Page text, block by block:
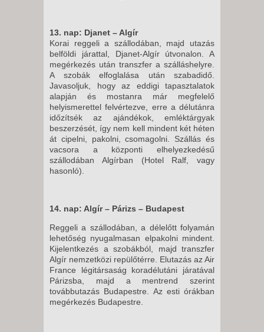
13. nap: Djanet – Algír
Korai reggeli a szállodában, majd utazás
belföldi járattal, Djanet-Algír útvonalon. A
megérkezés után transzfer a szálláshelyre.
A szobák elfoglalása után szabadidő.
Javasoljuk, hogy az eddigi tapasztalatok
alapján és mostanra már megfelelő
helyismerettel felvértezve, erre a délutánra
időzítsék az ajándékok, emléktárgyak
beszerzését, így nem kell mindent két héten
át cipelni, pakolni, csomagolni. Szállás és
vacsora a központi elhelyezkedésű
szállodában Algírban (Hotel Ralf, vagy
hasonló).
14. nap: Algír – Párizs – Budapest
Reggeli a szállodában, a délelőtt folyamán
lehetőség nyugalmasan elpakolni mindent.
Kijelentkezés a szobákból, majd transzfer
Algír nemzetközi repülőtérre. Elutazás az Air
France légitársaság koradélutáni járatával
Párizsba, majd a mentrend szerint
továbbutazás Budapestre. Az esti órákban
megérkezés Budapestre.